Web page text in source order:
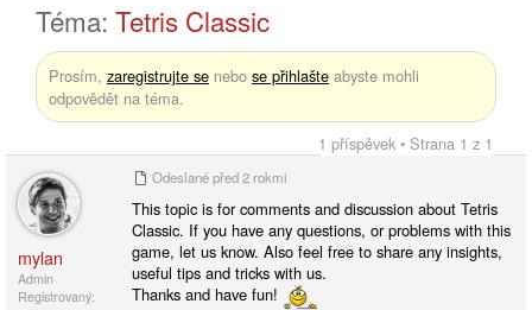
Téma: Tetris Classic
Prosím, zaregistrujte se nebo se přihlašte abyste mohli
odpovědět na téma.
1 příspěvek • Strana 1 z 1
mylan
Admin
Registrovaný:
Odeslanépřed 2 rokmi
This topic is for comments and discussion about Tetris
Classic. If you have any questions, or problems with this
game, let us know. Also feel free to share any insights,
useful tips and tricks with us.
Thanks and have fun!